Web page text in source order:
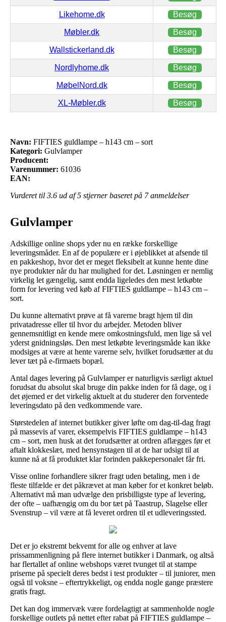
Likehome.dk Besøg
Møbler.dk Besøg
Wallstickerland.dk Besøg
Nordlyhome.dk Besøg
MøbelNord.dk Besøg
XL-Møbler.dk Besøg
Navn: FIFTIES guldlampe – h143 cm – sort
Kategori: Gulvlamper
Producent:
Varenummer: 61036
EAN:
Vurderet til 3.6 ud af 5 stjerner baseret på 7anmeldelser
Gulvlamper
Adskillige online shops yder nu en række forskellige
leveringsmåder. En af de populære er i øjeblikket at afsende til
en pakkeshop, hvor det er meget fleksibelt at kunne hente dine
nye produkter når du har mulighed for det. Løsningen er nemlig
virkelig let gængelig, samt endda ligeledes den mest letkøbte
form for levering ved køb af FIFTIES guldlampe – h143 cm –
sort.
Du kunne alternativt prøve at få varerne bragt hjem til din
privatadresse eller til hvor du arbejder. Metoden bliver
gennemsnitligt en kende mere omkostningsfuld, men lige så vel
yderst gnidningsløs. Den mest letkøbte leveringsmåde kan ikke
modsiges at være at hente varerne selv, hvilket forudsætter at du
lever tæt på e-firmaets bopæl.
Antal dages levering på Gulvlamper er naturligvis særligt aktuel
forudsat du absolut skal bruge din pakke inden for få dage, og i
det øjemed er det virkelig aktuelt at du studerer den forventede
leveringsdato på den vedkommende vare.
Størstedelen af internet butikker giver løfte om dag-til-dag fragt
på massevis af varer, eksempelvis FIFTIES guldlampe – h143
cm – sort, men husk at det forudsætter at ordren aflægges før et
aftalt klokkeslæt, med hensynstagen til at de har udsigt til at
kunne nå at få produktet klar forinden pakkepersonalet får fri.
Visse online forhandlere sikrer fragt uden betaling, men i de
fleste tilfælde er det påkrævet at man køber for et konkret beløb.
Alternativt må man udvælge den prisbilligste type af levering,
der ofte – uafhængig om du bor tæt på Taastrup, Slagelse eller
Svenstrup – vil være at få leveret ordren til et udleveringssted.
Det er jo ekstremt bekvemt for alle og enhver at lave
prissammenligning på flere internet butikker i Danmark, og altså
har flertallet af online webshops været tvunget til at stampe
priserne på specielt deres bedst i test produkter – til juniorer, men
også til voksne – eftertrykkeligt, og endda nogle gange præstere
gratis fragt.
Det kan dog immervæk være fordelagtigt at sammenholde nogle
forskellige outlets på nettet efter rabat på FIFTIES guldlampe –